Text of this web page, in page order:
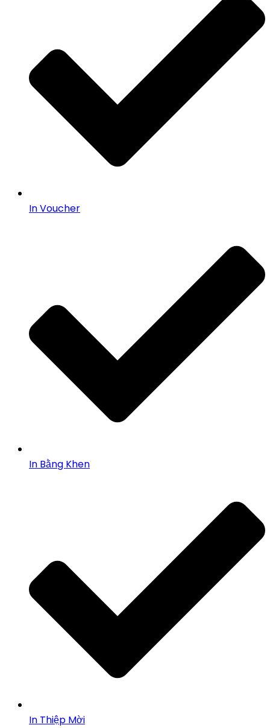
In Voucher
In Bằng Khen
In Thiệp Mời